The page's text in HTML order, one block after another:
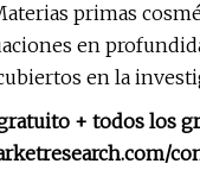
primas
en
en la
+ todos los